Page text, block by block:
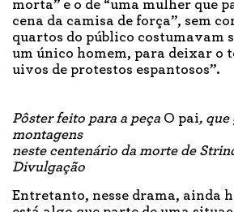
morta” e o de “uma mulher que
cena da camisa de força”, sem
quartos do público costumavam
um único homem, para deixar o
uivos de protestos espantosos”.
Pôster feito para a peça O pai, que
montagens
neste centenário da morte de
Divulgação
Entretanto, nesse drama, ainda